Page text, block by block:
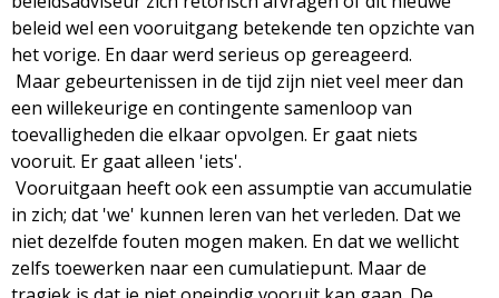
beleid wel een vooruitgang betekende ten opzichte van
het vorige. En daar werd serieus op gereageerd.
Maar gebeurtenissen in de tijd zijn niet veel meer dan
een willekeurige en contingente samenloop van
toevalligheden die elkaar opvolgen. Er gaat niets
vooruit. Er gaat alleen 'iets'.
Vooruitgaan heeft ook een assumptie van accumulatie
in zich; dat 'we' kunnen leren van het verleden. Dat we
niet dezelfde fouten mogen maken. En dat we wellicht
zelfs toewerken naar een cumulatiepunt. Maar de